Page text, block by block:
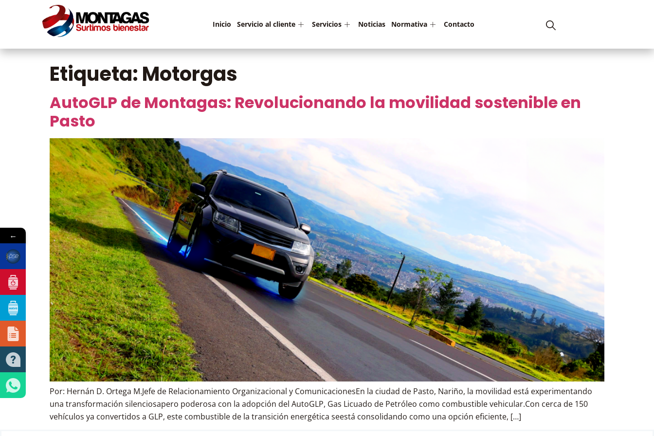
Inicio Servicio al cliente Servicios Noticias Normativa Contacto
Etiqueta: Motorgas
AutoGLP de Montagas: Revolucionando la movilidad sostenible en
Pasto
Por: Hernán D. Ortega M.Jefe de Relacionamiento Organizacional y ComunicacionesEn la ciudad de Pasto, Nariño, la movilidad está experimentando
una transformación silenciosapero poderosa con la adopción del AutoGLP, Gas Licuado de Petróleo como combustible vehicular.Con cerca de 150
vehículos ya convertidos a GLP, este combustible de la transición energética seestá consolidando como una opción eficiente, […]
←